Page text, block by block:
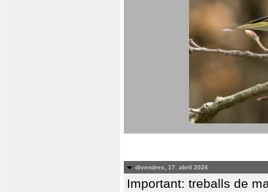
divendres, 17. abril 2026
Important: treballs de